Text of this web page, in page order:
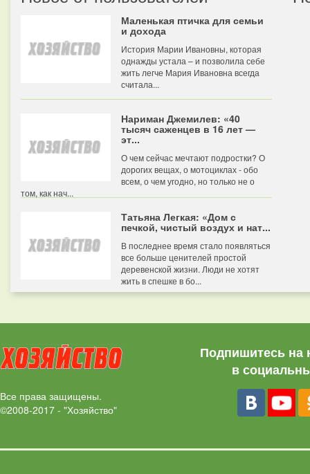
Маленькая птичка для семьи
и дохода
История Марии Ивановны, которая
однажды устала – и позволила себе
жить легче Мария Ивановна всегда
считала...
Нариман Джемилев: «40
тысяч саженцев в 16 лет —
эт...
О чем сейчас мечтают подростки? О
дорогих вещах, о мотоциклах - обо
всем, о чем угодно, но только не о
том, как нач...
Татьяна Легкая: «Дом с
печкой, чистый воздух и нат...
В последнее время стало появляться
все больше ценителей простой
деревенской жизни. Люди не хотят
жить в спешке в бо...
Все права защищены.
©2008-2017 - "Хозяйство"
Подпишитесь на
в